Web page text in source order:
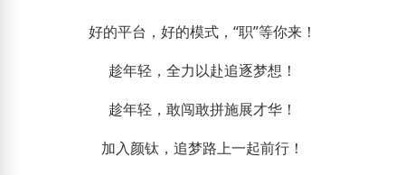
好的平台，好的模式， “职”等你来！
趁年轻，全力以赴追逐梦想！
趁年轻，敢闯敢拼施展才华！
加入颜钛，追梦路上一起前行！